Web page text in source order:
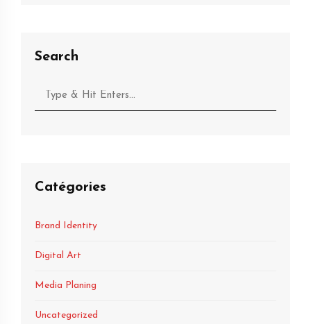
Search
Catégories
Brand Identity
Digital Art
Media Planing
Uncategorized